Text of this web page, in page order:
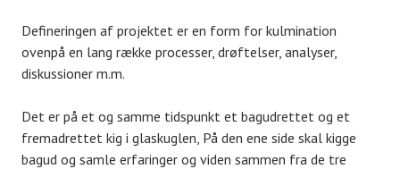
Defineringen af projektet er en form for kulmination
ovenpå en lang række processer, drøftelser, analyser,
diskussioner m.m.
Det er på et og samme tidspunkt et bagudrettet og et
fremadrettet kig i glaskuglen, På den ene side skal kigge
bagud og samle erfaringer og viden sammen fra de tre